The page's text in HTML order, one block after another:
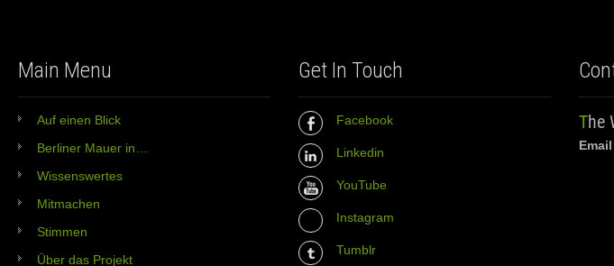
Main Menu
Auf einen Blick
Berliner Mauer in…
Wissenswertes
Mitmachen
Stimmen
Über das Projekt
Get In Touch
Facebook
Linkedin
YouTube
Instagram
Tumblr